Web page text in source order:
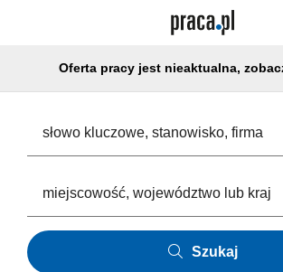
Oferta pracy jest nieaktualna,
Szukaj